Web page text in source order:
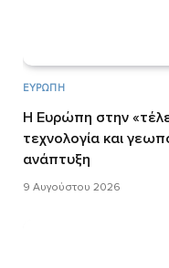
ΕΥΡΏΠΗ
Η Ευρώπη στην
τεχνολογία και
ανάπτυξη
9 Αυγούστου 2026